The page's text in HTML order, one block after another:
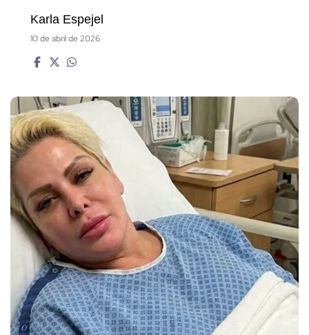
Karla Espejel
10 de abril de 2026